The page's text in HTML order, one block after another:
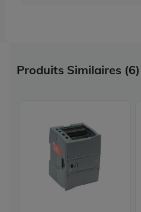
Produits Similaires (6)